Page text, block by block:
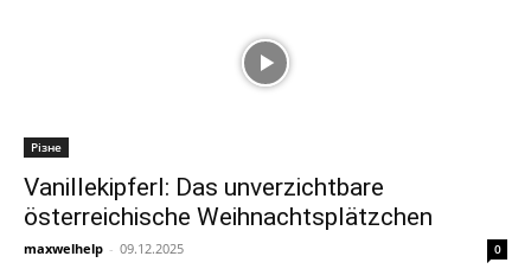
Різне
Vanillekipferl: Das unverzichtbare
österreichische Weihnachtsplätzchen
maxwelhelp - 09.12.2025 0